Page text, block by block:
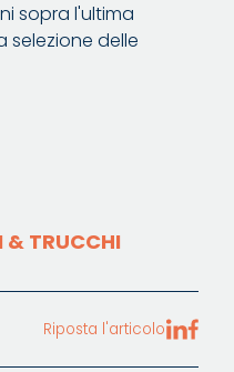
sopra l'ultima
delle
& TRUCCHI
Riposta l'articolo